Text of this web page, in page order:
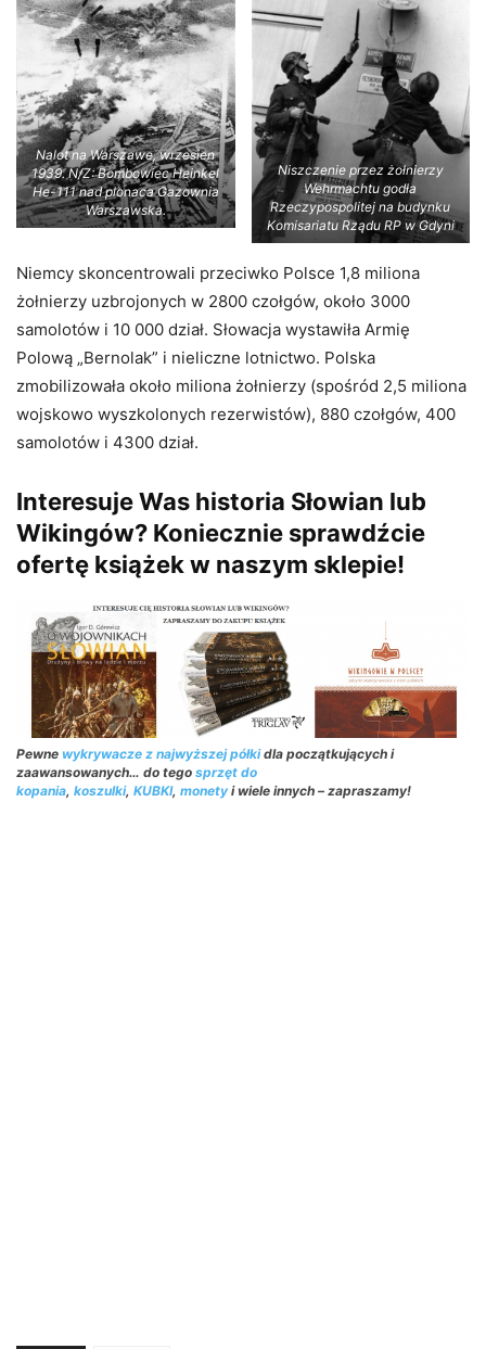
Nalot na Warszawe, wrzesien
1939. N/Z: Bombowiec Heinkel
He-111 nad plonaca Gazownia
Warszawska.
Niszczenie przez żołnierzy
Wehrmachtu godła
Rzeczypospolitej na budynku
Komisariatu Rządu RP w Gdyni
Niemcy skoncentrowali przeciwko Polsce 1,8 miliona
żołnierzy uzbrojonych w 2800 czołgów, około 3000
samolotów i 10 000 dział. Słowacja wystawiła Armię
Polową „Bernolak” i nieliczne lotnictwo. Polska
zmobilizowała około miliona żołnierzy (spośród 2,5 miliona
wojskowo wyszkolonych rezerwistów), 880 czołgów, 400
samolotów i 4300 dział.
Interesuje Was historia Słowian lub
Wikingów? Koniecznie sprawdźcie
ofertę książek w naszym sklepie!
Pewne wykrywacze z najwyższej półkidla początkujących i
zaawansowanych… do tego sprzęt do
kopania, koszulki, KUBKI, monety i wiele innych – zapraszamy!